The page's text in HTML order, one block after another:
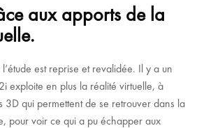
aux apports de la
est reprise et revalidée. Il y a un
exploite en plus la réalité virtuelle, à
3D qui permettent de se retrouver dans la
pour voir ce qui a pu échapper aux